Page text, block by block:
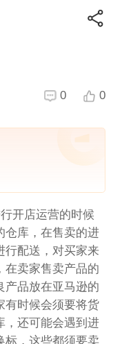
0 0
开店运营的时候
仓库，在售卖的进
行配送，对买家来
在卖家售卖产品的
产品放在亚马逊的
有时候会须要将货
，还可能会遇到进
标，这些都须要卖